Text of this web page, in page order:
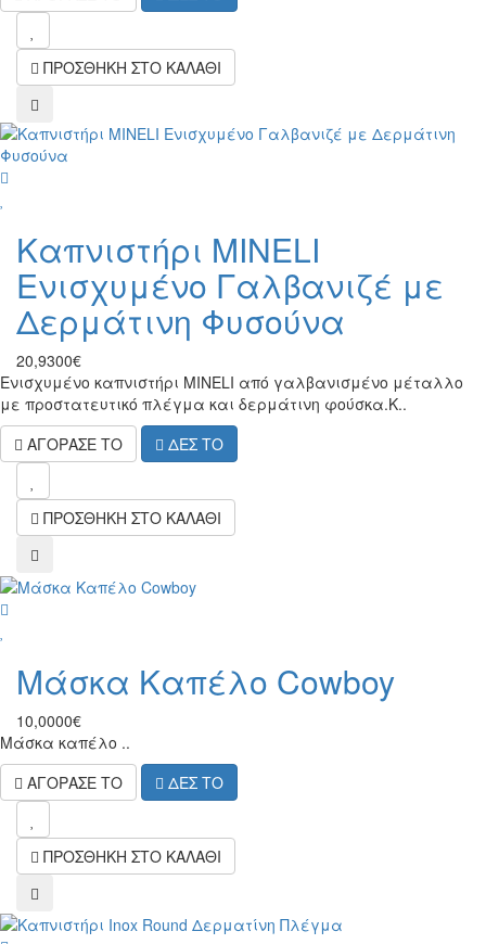
ΠΡΟΣΘΗΚΗ ΣΤΟ ΚΑΛΑΘΙ
compare
Καπνιστήρι MINELI
Ενισχυμένο Γαλβανιζέ με
Δερμάτινη Φυσούνα
20,9300€
Ενισχυμένο καπνιστήρι MINELI από γαλβανισμένο μέταλλο
με προστατευτικό πλέγμα και δερμάτινη φούσκα.Κ..
ΑΓΟΡΑΣΕ ΤΟ
ΔΕΣ ΤΟ
ΠΡΟΣΘΗΚΗ ΣΤΟ ΚΑΛΑΘΙ
compare
Μάσκα Καπέλο Cowboy
10,0000€
Μάσκα καπέλο ..
ΑΓΟΡΑΣΕ ΤΟ
ΔΕΣ ΤΟ
ΠΡΟΣΘΗΚΗ ΣΤΟ ΚΑΛΑΘΙ
compare